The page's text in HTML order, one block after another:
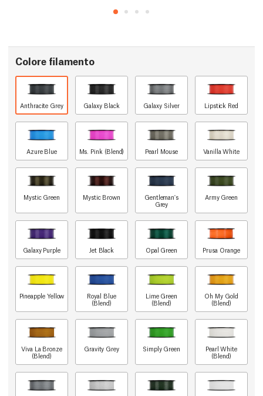
Colore filamento
Anthracite Grey Galaxy Black Galaxy Silver Lipstick Red
Azure Blue Ms. Pink (Blend) Pearl Mouse Vanilla White
Mystic Green Mystic Brown
Gentleman's
Grey
Army Green
Galaxy Purple Jet Black Opal Green Prusa Orange
Pineapple Yellow
Royal Blue
(Blend)
Lime Green
(Blend)
Oh My Gold
(Blend)
Viva La Bronze
(Blend)
Gravity Grey Simply Green
Pearl White
(Blend)